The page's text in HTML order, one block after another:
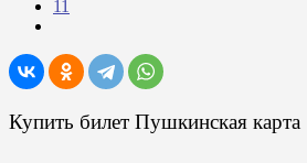
11
Купить билет Пушкинская карта